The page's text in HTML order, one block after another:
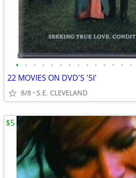
• • • • • • • • • • • • • •
22 MOVIES ON DVD'S '5I'
8/8 S.E. CLEVELAND
$5